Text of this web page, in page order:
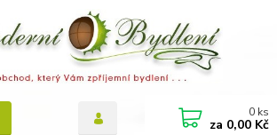
0 ks
za 0,00 Kč